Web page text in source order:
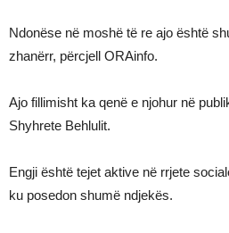
Ndonëse në moshë të re ajo është
zhanërr, përcjell ORAinfo.
Ajo fillimisht ka qenë e njohur në
Shyhrete Behlulit.
Engji është tejet aktive në rrjete
ku posedon shumë ndjekës.